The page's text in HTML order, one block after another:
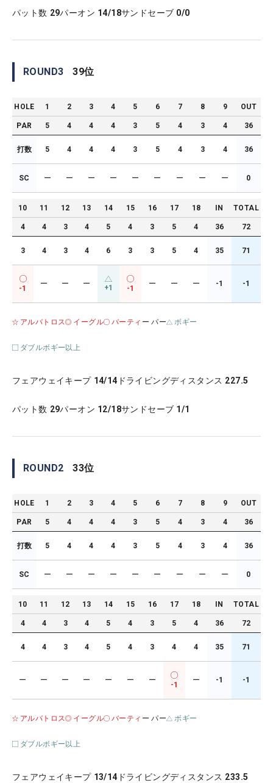
パット数 29パーオン 14/18サンドセーブ 0/0
ROUND3 39位
HOLE 1 2 3 4 5 6 7 8 9 OUT
PAR 5 4 4 4 3 5 4 3 4 36
打数 5 4 4 4 3 5 4 3 4 36
SC ー ー ー ー ー ー ー ー ー 0
10 11 12 13 14 15 16 17 18 IN TOTAL
4 4 3 4 5 4 3 5 4 36 72
3 4 3 4 6 3 3 5 4 35 71
-1
ー ー ー +1 -1
ー ー ー -1 -1
アルバトロス イーグル バーティ ー パー ボギー
ダブルボギー以上
フェアウェイキープ 14/14 ドライビングディスタンス 227.5
パット数 29パーオン 12/18サンドセーブ 1/1
ROUND2 33位
HOLE 1 2 3 4 5 6 7 8 9 OUT
PAR 5 4 4 4 3 5 4 3 4 36
打数 5 4 4 4 3 5 4 3 4 36
SC ー ー ー ー ー ー ー ー ー 0
10 11 12 13 14 15 16 17 18 IN TOTAL
4 4 3 4 5 4 3 5 4 36 72
4 4 3 4 5 4 3 4 4 35 71
ー ー ー ー ー ー ー
-1
ー -1 -1
アルバトロス イーグル バーティ ー パー ボギー
ダブルボギー以上
フェアウェイキープ 13/14 ドライビングディスタンス 233.5